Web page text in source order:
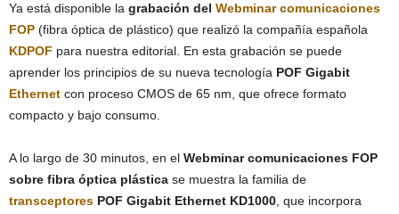
Ya está disponible la grabación del Webminar comunicaciones
FOP (fibra óptica de plástico) que realizó la compañía española
KDPOF para nuestra editorial. En esta grabación se puede
aprender los principios de su nueva tecnología POF Gigabit
Ethernet con proceso CMOS de 65 nm, que ofrece formato
compacto y bajo consumo.
A lo largo de 30 minutos, en el Webminar comunicaciones FOP
sobre fibra óptica plástica se muestra la familia de
transceptores POF Gigabit Ethernet KD1000, que incorpora